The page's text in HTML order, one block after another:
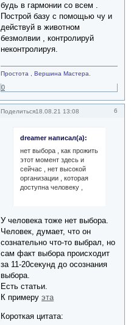
будь в гармонии со всем .
Построй базу с помощью чу и
действуй в животном
безмолвии , контролируй
неконтролируя.
Простота , Вершина Мастера.
0
Поделиться 6
18.08.21 13:08
dreamer написал(а):
нет выбора , как прожить
этот момент здесь и
сейчас , нет высокой
организации , которая
доступна человеку ,
У человека тоже нет выбора.
Человек, думает, что он
сознательно что-то выбрал, но
сам факт выбора происходит
за 11-20секунд до осознания
выбора.
Есть статьи.
К примеруэта
Короткая цитата: